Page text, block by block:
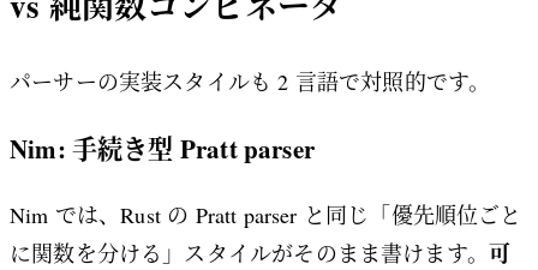
パーサーの実装スタイルも 2 言語で対照的です。
Nim: 手続き型 Pratt parser
Nim では、Rust の Pratt parser と同じ「優先順位ごと
に関数を分ける」スタイルがそのまま書けます。 可